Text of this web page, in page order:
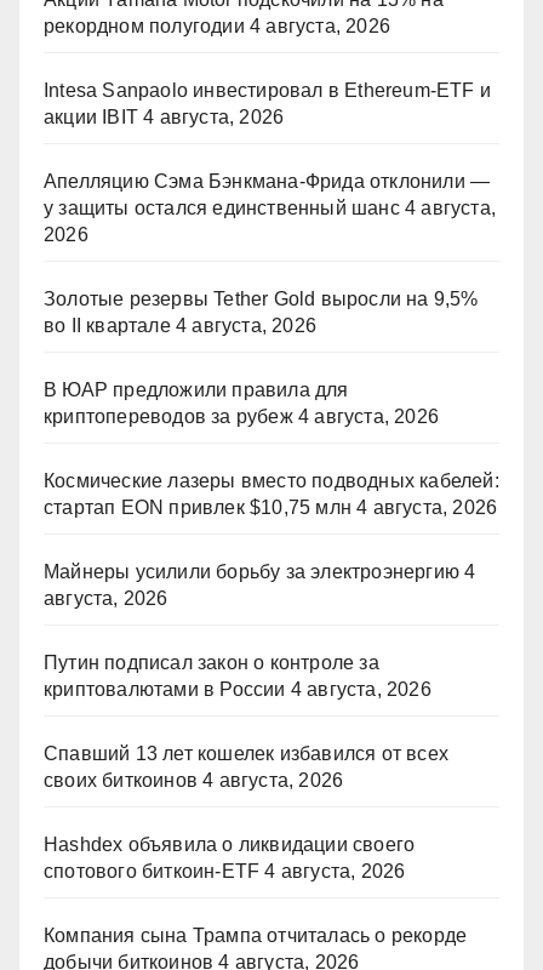
рекордном полугодии 4 августа, 2026
Intesa Sanpaolo инвестировал в Ethereum-ETF и
акции IBIT 4 августа, 2026
Апелляцию Сэма Бэнкмана-Фрида отклонили —
у защиты остался единственный шанс 4 августа,
2026
Золотые резервы Tether Gold выросли на 9,5%
во II квартале 4 августа, 2026
В ЮАР предложили правила для
криптопереводов за рубеж 4 августа, 2026
Космические лазеры вместо подводных кабелей:
стартап EON привлек $10,75 млн 4 августа, 2026
Майнеры усилили борьбу за электроэнергию 4
августа, 2026
Путин подписал закон о контроле за
криптовалютами в России 4 августа, 2026
Спавший 13 лет кошелек избавился от всех
своих биткоинов 4 августа, 2026
Hashdex объявила о ликвидации своего
спотового биткоин-ETF 4 августа, 2026
Компания сына Трампа отчиталась о рекорде
добычи биткоинов 4 августа, 2026